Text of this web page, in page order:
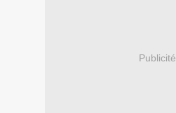
Publicité